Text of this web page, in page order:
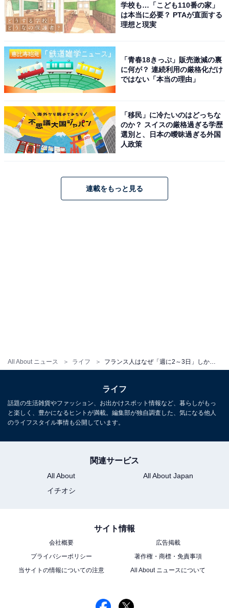
All About ニュース ライフ
こちらもおすすめ
ったのか。日本と異なる、フランスの「衝撃ト
イレ事情」
1 2
学校も…「こども110番の家」
は本当に必要？ PTAが直面する
理想と現実
「青春18きっぷ」販売激減の裏
に何が？ 連続利用の厳格化だけ
ではない「本当の理由」
「移民」に冷たいのはどっちな
のか？ スイスの厳格過ぎる学歴
選別と、日本の曖昧過ぎる外国
人政策
連載をもっと見る
ライフ
話題の生活雑貨やファッション、お出かけスポット情報など、暮らしがもっ
と楽しく、豊かになるヒントが満載。編集部が独自調査した、気になる他人
のライフスタイル事情も公開しています。
関連サービス
All About
All About Japan
イチオシ
サイト情報
会社概要
広告掲載
プライバシーポリシー
著作権・商標・免責事項
当サイトの情報についての注意
All About ニュースについて